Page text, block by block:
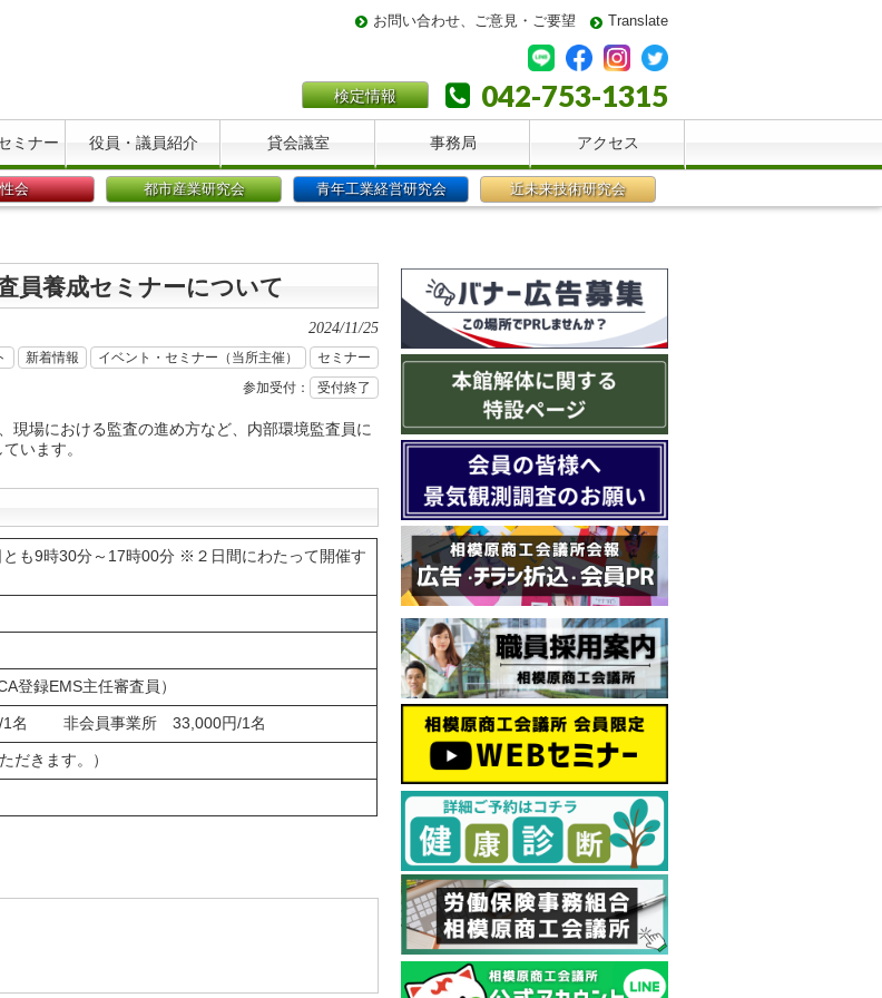
お問い合わせ、ご意見・ご要望 Translate
検定情報 042-753-1315
ミナー 役員・議員紹介 貸会議室 事務局 アクセス
会 都市産業研究会 青年工業経営研究会 近未来技術研究会
員養成セミナーについて
2024/11/25
新着情報 イベント・セミナー（当所主催）
セミナー
参加受付：
受付終了
現場における監査の進め方など、内部環境監査員に
います。
も9時30分～17時00分 ※２日間にわたって開催す
録EMS主任審査員）
/1名 非会員事業所 33,000円/1名
だきます。）